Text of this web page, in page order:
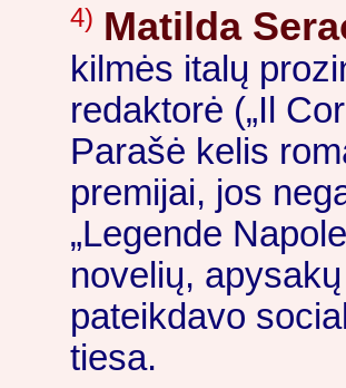
4) Matilda
kilmės italų
redaktorė („Il
Parašė kelis
premijai, jos
„Legende
novelių,
pateikdavo
tiesa.